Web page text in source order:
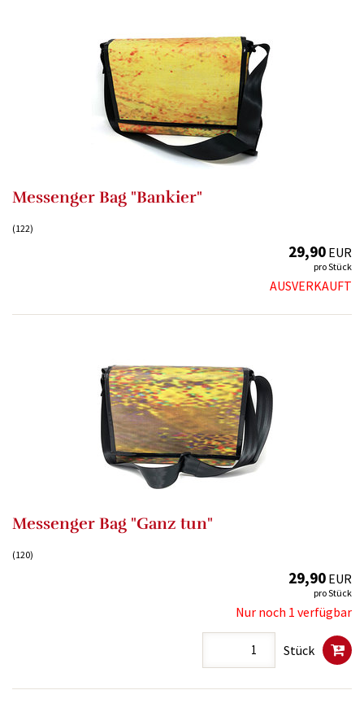
Messenger Bag "Bankier"
(122)
29,90 EUR
pro Stück
AUSVERKAUFT
Messenger Bag "Ganz tun"
(120)
29,90 EUR
pro Stück
Nur noch 1 verfügbar
Stück